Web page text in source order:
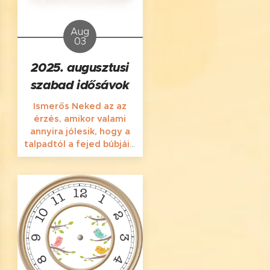
az időpontját!
Aug
03
2025. augusztusi
szabad idősávok
Ismerős Neked az az
érzés, amikor valami
annyira jólesik, hogy a
talpadtól a fejed búbjáig
libabőrös leszel? Ha
megtapasztalni/újra
átélni, gyere hozzám
masszázsra a nyár
utolsó hónapjában is
Szegeden, a Silence
Massage-ba! Szeretettel
várlak Téged is előzetes